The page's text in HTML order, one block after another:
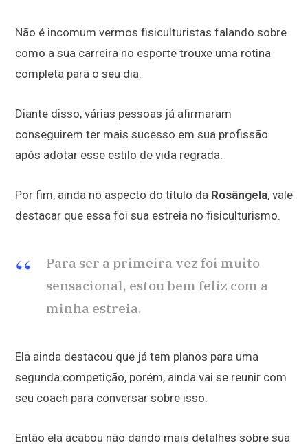
Não é incomum vermos fisiculturistas falando sobre
como a sua carreira no esporte trouxe uma rotina
completa para o seu dia.
Diante disso, várias pessoas já afirmaram
conseguirem ter mais sucesso em sua profissão
após adotar esse estilo de vida regrada.
Por fim, ainda no aspecto do título da Rosângela, vale
destacar que essa foi sua estreia no fisiculturismo.
Para ser a primeira vez foi muito
sensacional, estou bem feliz com a
minha estreia.
Ela ainda destacou que já tem planos para uma
segunda competição, porém, ainda vai se reunir com
seu coach para conversar sobre isso.
Então ela acabou não dando mais detalhes sobre sua